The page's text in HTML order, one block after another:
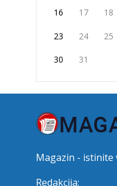
16 17 18
23 24 25
30 31
Magazin - istinite
Redakcija: